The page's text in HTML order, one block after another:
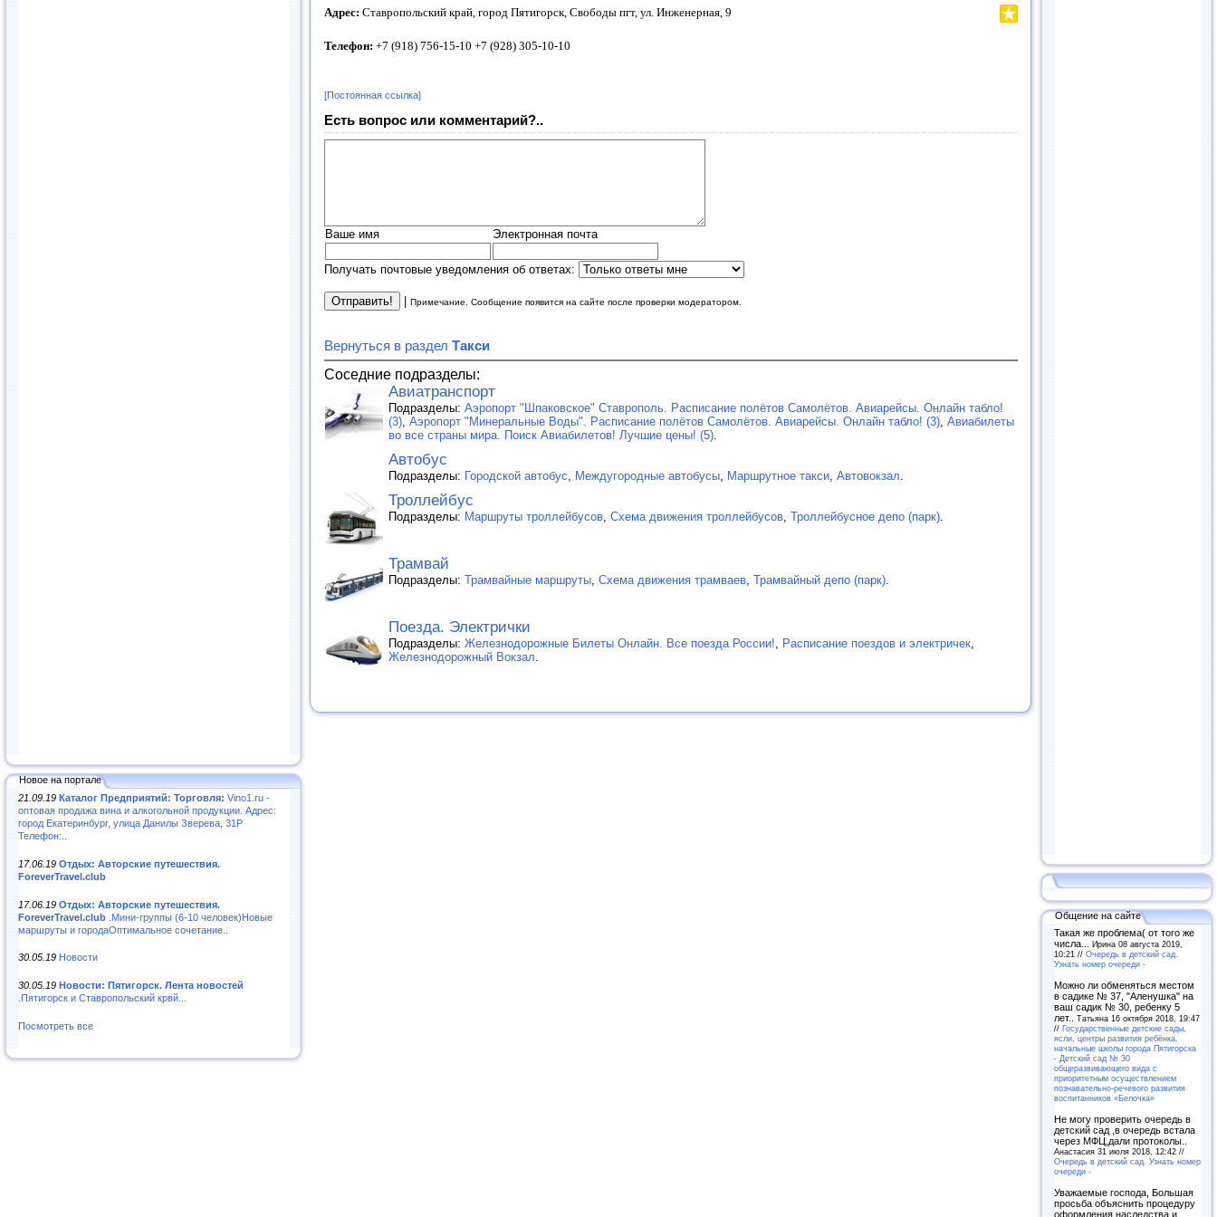
Новое на портале
21.09.19 Каталог Предприятий: Торговля: Vino1.ru -
оптовая продажа вина и алкогольной продукции. Адрес:
город Екатеринбург, улица Данилы Зверева, 31Р
Телефон:..
17.06.19 Отдых: Авторские путешествия.
ForeverTravel.club
17.06.19 Отдых: Авторские путешествия.
ForeverTravel.club .Мини-группы (6-10 человек)Новые
маршруты и городаОптимальное сочетание..
30.05.19 Новости
30.05.19 Новости: Пятигорск. Лента новостей
.Пятигорск и Ставропольский крвй...
Посмотреть все
Адрес: Ставропольский край, город Пятигорск, Свободы пгт, ул. Инженерная, 9
Телефон: +7 (918) 756-15-10 +7 (928) 305-10-10
[Постоянная ссылка]
Есть вопрос или комментарий?..
Ваше имя Электронная почта
Получать почтовые уведомления об ответах:
Примечание. Сообщение появится на сайте после проверки модератором.
Вернуться в раздел Такси
Соседние подразделы:
Авиатранспорт
Подразделы: Аэропорт "Шпаковское" Ставрополь. Расписание полётов Самолётов. Авиарейсы. Онлайн табло!
(3), Аэропорт "Минеральные Воды". Расписание полётов Самолётов. Авиарейсы. Онлайн табло! (3), Авиабилеты
во все страны мира. Поиск Авиабилетов! Лучшие цены! (5).
Автобус
Подразделы: Городской автобус, Междугородные автобусы, Маршрутное такси, Автовокзал.
Троллейбус
Подразделы: Маршруты троллейбусов, Схема движения троллейбусов, Троллейбусное депо (парк).
Трамвай
Подразделы: Трамвайные маршруты, Схема движения трамваев, Трамвайный депо (парк).
Поезда. Электрички
Подразделы: Железнодорожные Билеты Онлайн. Все поезда России!, Расписание поездов и электричек,
Железнодорожный Вокзал.
Общение на сайте
Такая же проблема( от того же
числа... Ирина 08 августа 2019,
10:21 // Очередь в детский сад.
Узнать номер очереди -
Можно ли обменяться местом
в садике № 37, "Аленушка" на
ваш садик № 30, ребенку 5
лет.. Татьяна 16 октября 2018, 19:47
// Государственные детские сады,
ясли, центры развития ребёнка,
начальные школы города Пятигорска
- Детский сад № 30
общеразвивающего вида с
приоритетным осуществлением
познавательно-речевого развития
воспитанников «Белочка»
Не могу проверить очередь в
детский сад ,в очередь встала
через МФЦ,дали протоколы..
Анастасия 31 июля 2018, 12:42 //
Очередь в детский сад. Узнать номер
очереди -
Уважаемые господа, Большая
просьба объяснить процедуру
оформления наследства и